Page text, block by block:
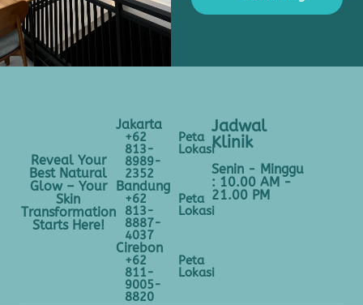
Reveal Your
Best Natural
Glow – Your
Skin
Transformation
Starts Here!
Jakarta
+62
813-
8989-
2352
Peta
Lokasi
Bandung
+62
813-
8887-
4037
Peta
Lokasi
Cirebon
+62
811-
9005-
8820
Peta
Lokasi
Jadwal
Klinik
Senin - Minggu
: 10.00 AM -
21.00 PM